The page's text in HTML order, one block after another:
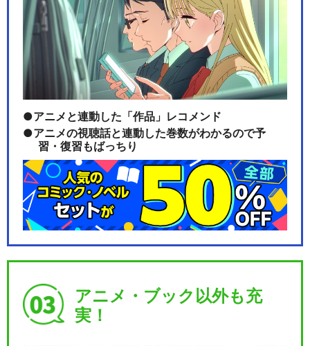
アニメと連動した「作品」レコメンド
アニメの視聴話と連動した巻数がわかるので予
習・復習もばっちり
アニメ・ブック以外も充
実！